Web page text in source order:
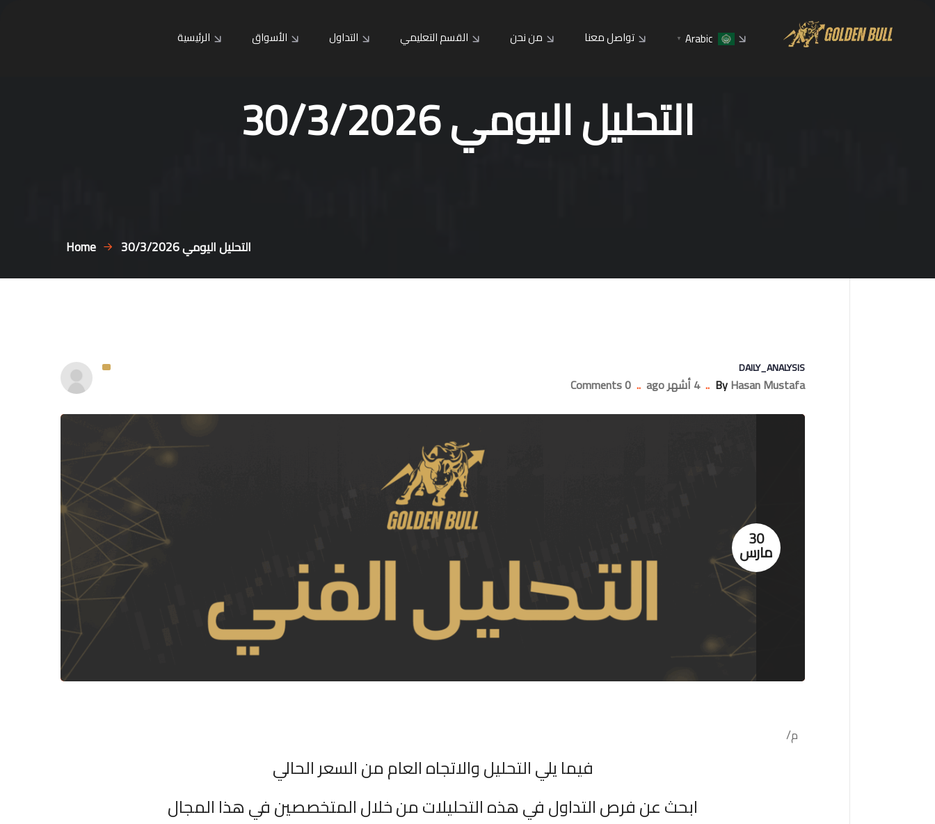
الرئيسية الأسواق التداول القسم التعليمي من نحن تواصل معنا Arabic
▼
التحليل اليومي 30/3/2026
Home التحليل اليومي 30/3/2026
DAILY_ANALYSIS
ByHasan Mustafa
.. 4 أشهر ago ..
0 Comments
30
مارس
م/
فيما يلي التحليل والاتجاه العام من السعر الحالي
ابحث عن فرص التداول في هذه التحليلات من خلال المتخصصين في هذا المجال